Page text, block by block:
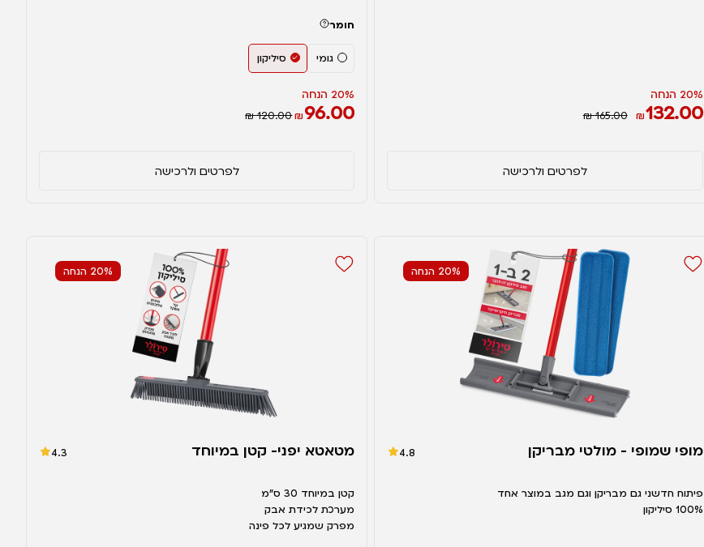
20% הנחה
₪132.00
₪ 165.00
לפרטים ולרכישה
חומר
גומי סיליקון
20% הנחה
₪96.00
₪ 120.00
לפרטים ולרכישה
20% הנחה
מופי שמופי - מולטי מבריקן 4.8
פיתוח חדשני גם מבריקן וגם מגב במוצר אחד
100% סיליקון
20% הנחה
מטאטא יפני- קטן במיוחד 4.3
קטן במיוחד 30 ס"מ
מערכת לכידת אבק
מפרק שמגיע לכל פינה